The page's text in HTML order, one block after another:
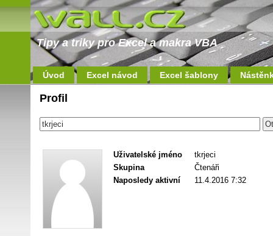
Tipy a triky pro Excel a makra VBA
Úvod Excel návod Excel šablony
Profil
Uživatelské jméno
tkrjeci
Skupina
Čtenáři
Naposledy aktivní
11.4.2016 7:32